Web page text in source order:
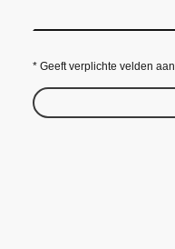
* Geeft verplichte velden aan